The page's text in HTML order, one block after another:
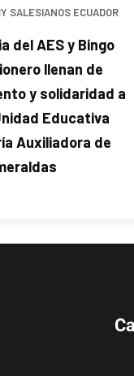
SALESIANOS ECUADOR
del AES y Bingo
llenan de
y solidaridad a
Educativa
Auxiliadora de